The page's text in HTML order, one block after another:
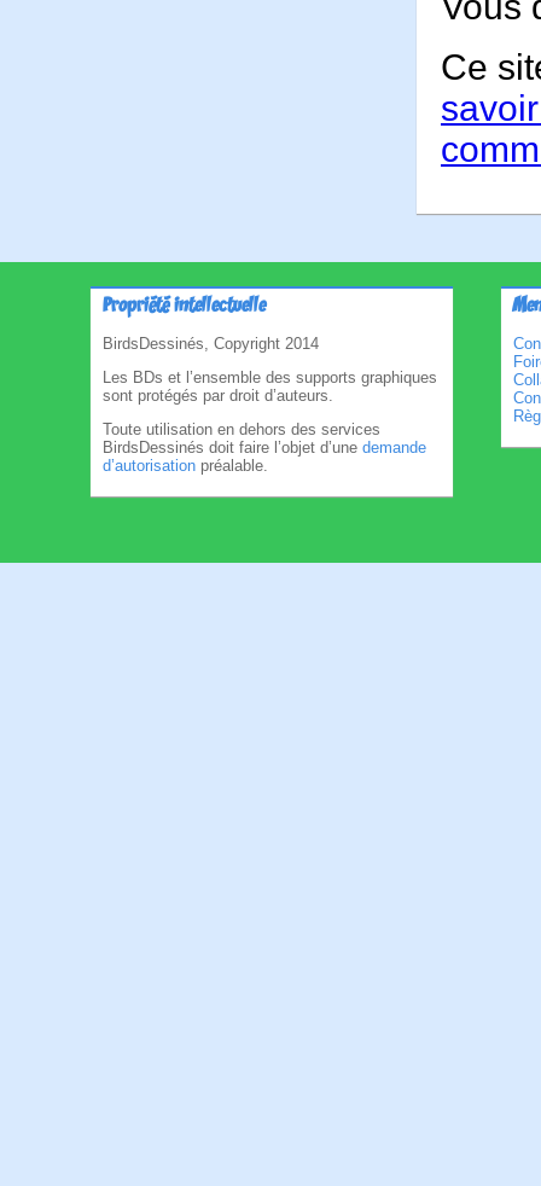
Ce
Propriété intellectuelle
BirdsDessinés, Copyright 2014
Les BDs et l’ensemble des supports graphiques
sont protégés par droit d’auteurs.
Toute utilisation en dehors des services
BirdsDessinés doit faire l’objet d’une demande
d’autorisation préalable.